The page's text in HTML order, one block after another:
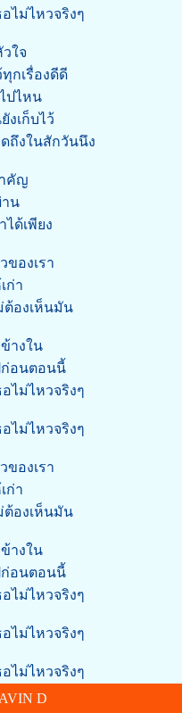
ไม่ไหวจริงๆ
ใจ
กเรื่องดีดี
ปไหน
งเก็บไว้
ถึงในสักวันนึง
คัญ
น
ด้เพียง
ของเรา
ก่า
ต้องเห็นมัน
ข้างใน
ก่อนตอนนี้
ไม่ไหวจริงๆ
ไม่ไหวจริงๆ
ของเรา
ก่า
ต้องเห็นมัน
ข้างใน
ก่อนตอนนี้
ไม่ไหวจริงๆ
ไม่ไหวจริงๆ
ไม่ไหวจริงๆ
D